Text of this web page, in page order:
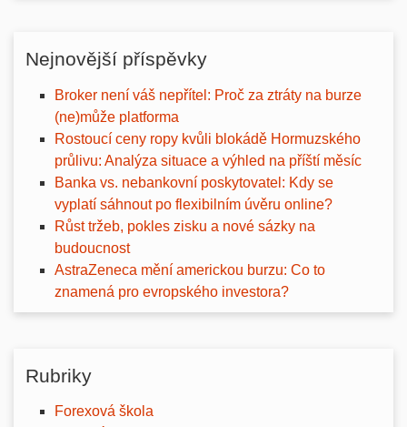
Nejnovější příspěvky
Broker není váš nepřítel: Proč za ztráty na burze
(ne)může platforma
Rostoucí ceny ropy kvůli blokádě Hormuzského
průlivu: Analýza situace a výhled na příští měsíc
Banka vs. nebankovní poskytovatel: Kdy se
vyplatí sáhnout po flexibilním úvěru online?
Růst tržeb, pokles zisku a nové sázky na
budoucnost
AstraZeneca mění americkou burzu: Co to
znamená pro evropského investora?
Rubriky
Forexová škola